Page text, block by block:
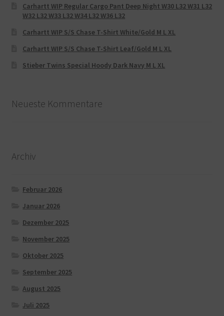
Carhartt WIP Regular Cargo Pant Deep Night W30 L32 W31 L32
W32 L32 W33 L32 W34 L32 W36 L32
Carhartt WIP S/S Chase T-Shirt White/Gold M L XL
Carhartt WIP S/S Chase T-Shirt Leaf/Gold M L XL
Stieber Twins Special Hoody Dark Navy M L XL
Neueste Kommentare
Archiv
Februar 2026
Januar 2026
Dezember 2025
November 2025
Oktober 2025
September 2025
August 2025
Juli 2025